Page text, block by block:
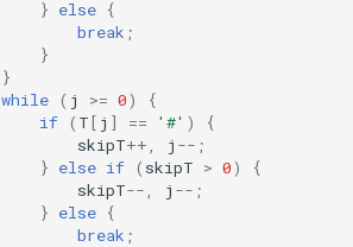
} else {
break ;
}
}
while ( j >= 0)
{
if ( T[ j ] == '#' )
{
skipT++ j -- ;
} else if ( skipT > 0)
{
skipT-- j -- ;
} else {
break ;